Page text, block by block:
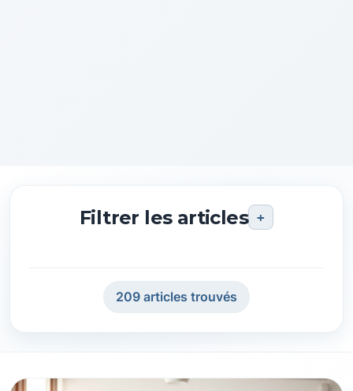
Filtrer les articles +
209 articles trouvés